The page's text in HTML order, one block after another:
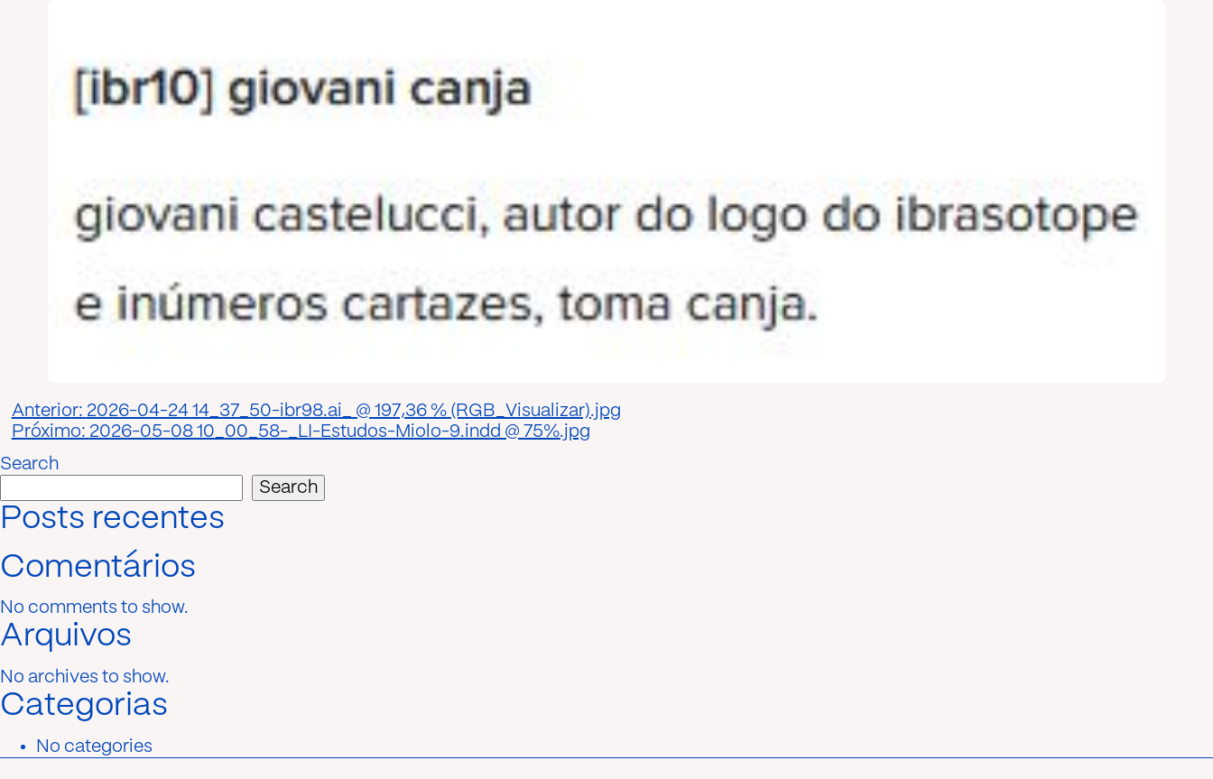
Post
navigation
Anterior: 2026-04-24 14_37_50-ibr98.ai_ @ 197,36 % (RGB_Visualizar).jpg
Próximo: 2026-05-08 10_00_58-_LI-Estudos-Miolo-9.indd @ 75%.jpg
Search
Search
Posts recentes
Comentários
No comments to show.
Arquivos
No archives to show.
Categorias
No categories